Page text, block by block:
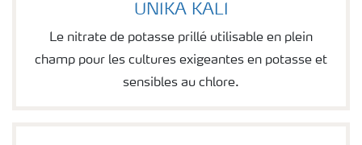
Image of UNIKA KALIUNIKA KALI
Le nitrate de potasse prillé utilisable en plein
champ pour les cultures exigeantes en potasse et
sensibles au chlore.